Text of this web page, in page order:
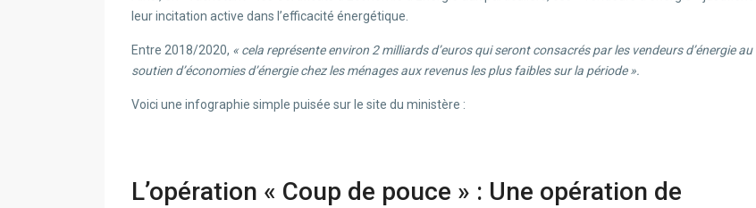
leur incitation active dans l’efficacité énergétique.
Entre 2018/2020, « cela représente environ 2 milliards d’euros qui seront consacrés par les vendeurs d’énergie au
soutien d’économies d’énergie chez les ménages aux revenus les plus faibles sur la période ».
Voici une infographie simple puisée sur le site du ministère :
L’opération « Coup de pouce » : Une opération de